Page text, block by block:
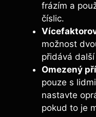
frázím​ a
číslic.
možnost‌
přidává
Omezený
pouze s
nastavte
pokud to je